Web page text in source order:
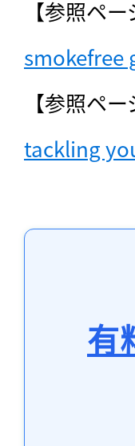
【参照ペー
smokefree
【参照ペー
tackling
有